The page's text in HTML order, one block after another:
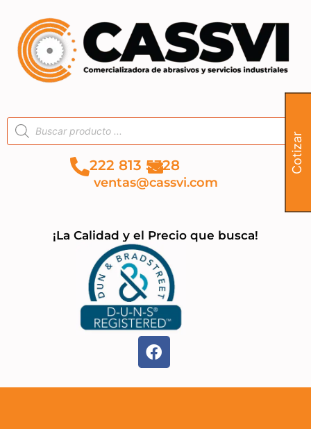
222 813 5328
¡La Calidad y el Precio que busca!
ventas@cassvi.com
Cotizar